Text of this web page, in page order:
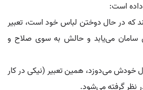
است:
که در حال دوختن لباس خود است، تعبیر
می‌یابد و حالش به سوی صلاح و
خودش می‌دوزد، همین تعبیر (نیکی در کار
نظر گرفته می‌شود.